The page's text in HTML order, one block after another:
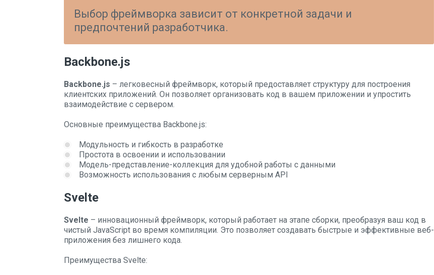
Выбор фреймворка зависит от конкретной задачи и
предпочтений разработчика.
Backbone.js
Backbone.js – легковесный фреймворк, который предоставляет структуру для построения
клиентских приложений. Он позволяет организовать код в вашем приложении и упростить
взаимодействие с сервером.
Основные преимущества Backbone.js:
Модульность и гибкость в разработке
Простота в освоении и использовании
Модель-представление-коллекция для удобной работы с данными
Возможность использования с любым серверным API
Svelte
Svelte – инновационный фреймворк, который работает на этапе сборки, преобразуя ваш код в
чистый JavaScript во время компиляции. Это позволяет создавать быстрые и эффективные веб-
приложения без лишнего кода.
Преимущества Svelte: